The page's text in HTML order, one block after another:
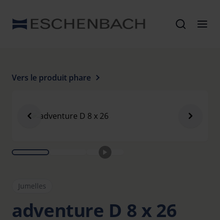
Vers le produit phare
Jumelles
adventure D 8 x 26